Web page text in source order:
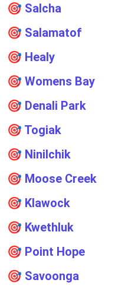
🎯 Salcha
🎯 Salamatof
🎯 Healy
🎯 Womens Bay
🎯 Denali Park
🎯 Togiak
🎯 Ninilchik
🎯 Moose Creek
🎯 Klawock
🎯 Kwethluk
🎯 Point Hope
🎯 Savoonga